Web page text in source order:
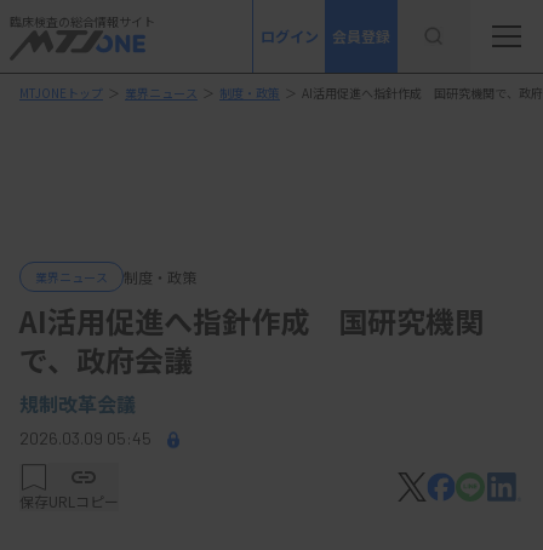
臨床検査の総合情報サイト
ログイン 会員登録
MTJONEトップ ＞ 業界ニュース ＞ 制度・政策 ＞ AI活用促進へ指針作成 国研究機関で、政
業界ニュース 制度・政策
AI活用促進へ指針作成 国研究機関
で、政府会議
規制改革会議
2026.03.09 05:45
保存URLコピー